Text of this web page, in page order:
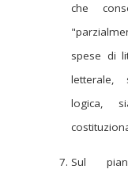
che
spese di
letterale,
logica,
Sul